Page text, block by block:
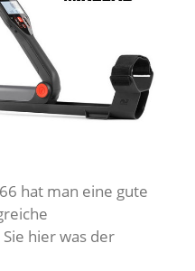
hat man eine gute
hier was der